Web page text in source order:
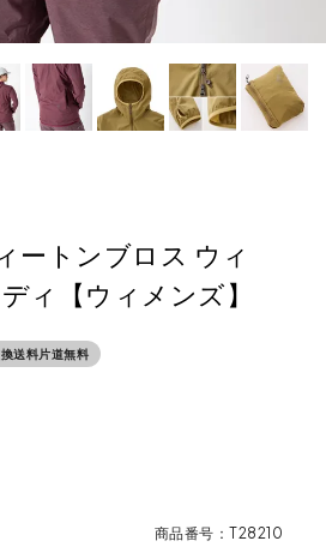
ートンブロス ウィ
ィ【ウィメンズ】
送料片道無料
商品番号 T28210